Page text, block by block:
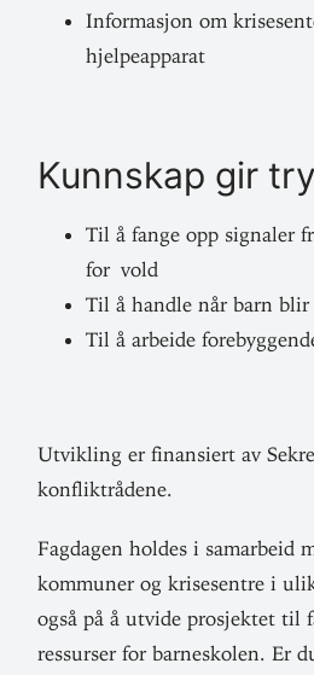
Infor­masjon om
hjelpeapparat
Kunnskap gir
Til å fange opp sig­naler
for vold
Til å handle når barn
Til å arbeide
Utvikling er finan­siert av
konfliktrådene.
Fag­dagen holdes i sam­arbeid
kom­muner og krise­sentre i
også på å utvide pro­sjektet til
res­surser for barne­skolen. Er